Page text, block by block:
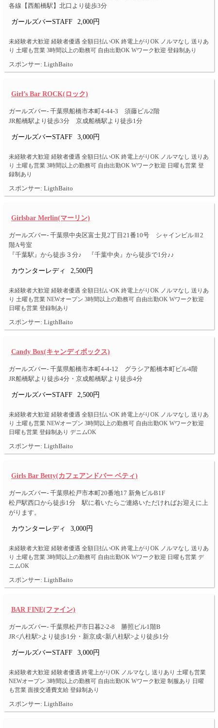
各線【西船橋駅】北口より徒歩3分
ガールズバーSTAFF 2,000円
未経験者大歓迎 経験者優遇 全額日払いOK 終電上がりOK ノルマなし 送りあ
り 土曜も営業 3時間以上の勤務可 自由出勤OK Wワーク歓迎 登録制あり
スポンサー: LigthBaito
Girl’s Bar ROCK(ロック)
ガールズバー- 千葉県船橋市本町4-44-3 須藤ビル2階
JR船橋駅より徒歩3分 京成船橋駅より徒歩1分
ガールズバーSTAFF 3,000円
未経験者大歓迎 経験者優遇 全額日払いOK 終電上がりOK ノルマなし 送りあ
り 土曜も営業 3時間以上の勤務可 自由出勤OK Wワーク歓迎 日曜も営業 登
録制あり
スポンサー: LigthBaito
Girlsbar Merlin(マーリン)
ガールズバー- 千葉県中央区富士見2丁目21番10号 シャインビルⅢ2
階A号室
『千葉駅』から徒歩３分♪ 『千葉中央』から徒歩で1分♪♪
カウンターレディ 2,500円
未経験者大歓迎 経験者優遇 全額日払いOK 終電上がりOK ノルマなし 送りあ
り 土曜も営業 NEWオープン 3時間以上の勤務可 自由出勤OK Wワーク歓迎
日曜も営業 登録制あり
スポンサー: LigthBaito
Candy Box(キャンディボックス)
ガールズバー- 千葉県船橋市本町4-4-12 グラシア船橋本町ビル4階
JR船橋駅より徒歩4分・京成船橋駅より徒歩4分
ガールズバーSTAFF 2,500円
未経験者大歓迎 経験者優遇 全額日払いOK 終電上がりOK ノルマなし 送りあ
り 土曜も営業 NEWオープン 3時間以上の勤務可 自由出勤OK Wワーク歓迎
日曜も営業 登録制あり デニムOK
スポンサー: LigthBaito
Girls Bar Betty(カフェアンドバー ベティ)
ガールズバー- 千葉県松戸市本町20番地17 新角ビルB1F
松戸駅西口から徒歩1分 駅に着いたらご連絡いただければお迎えに上
がります。
カウンターレディ 3,000円
未経験者大歓迎 経験者優遇 全額日払いOK 終電上がりOK ノルマなし 送りあ
り 土曜も営業 3時間以上の勤務可 自由出勤OK Wワーク歓迎 日曜も営業 デ
ニムOK
スポンサー: LigthBaito
BAR FINE(ファイン)
ガールズバー- 千葉県松戸市日暮2-2-8 勝照ビル1階B
JR<八柱駅>より徒歩1分・新京成<新八柱駅>より徒歩1分
ガールズバーSTAFF 3,000円
未経験者大歓迎 経験者優遇 終電上がりOK ノルマなし 送りあり 土曜も営業
NEWオープン 3時間以上の勤務可 自由出勤OK Wワーク歓迎 制服あり 日曜
も営業 面接交通費支給 登録制あり
スポンサー: LigthBaito